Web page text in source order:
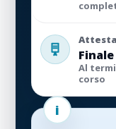
Finale
Al
corso